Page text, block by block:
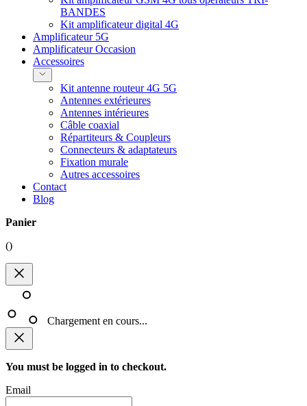
BANDES
Kit amplificateur digital 4G
Amplificateur 5G
Amplificateur Occasion
Accessoires
Kit antenne routeur 4G 5G
Antennes extérieures
Antennes intérieures
Câble coaxial
Répartiteurs & Coupleurs
Connecteurs & adaptateurs
Fixation murale
Autres accessoires
Contact
Blog
Panier
()
Chargement en cours...
You must be logged in to checkout.
Email